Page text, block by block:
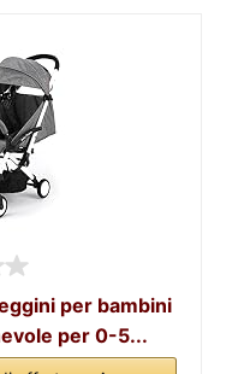
per bambini
per 0-5...